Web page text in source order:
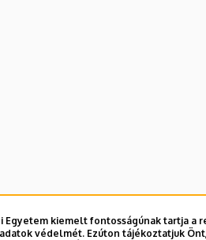
Egyetem kiemelt fontosságúnak tartja
védelmét. Ezúton tájékoztatjuk